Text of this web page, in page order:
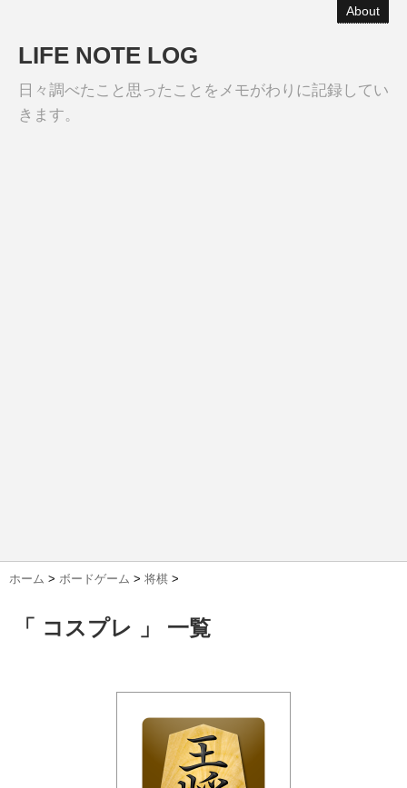
About
LIFE NOTE LOG
日々調べたこと思ったことをメモがわりに記録してい
きます。
ホーム > ボードゲーム > 将棋 >
「 コスプレ 」 一覧